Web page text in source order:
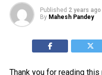
Published 2 years ago
By Mahesh Pandey
Thank you for reading